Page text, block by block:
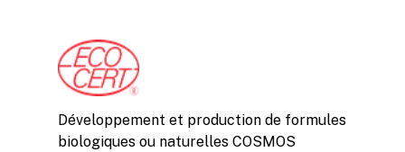
Développement et production de formules
biologiques ou naturelles COSMOS